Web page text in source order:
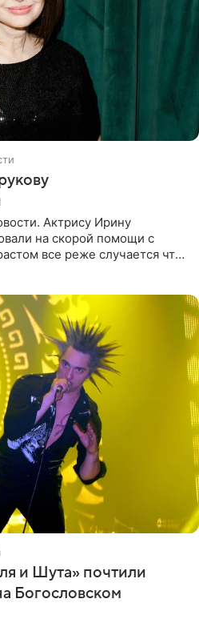
Актрису Ирину
на скорой помощи с
все реже случается что-
и Шута» почтили
Богословском